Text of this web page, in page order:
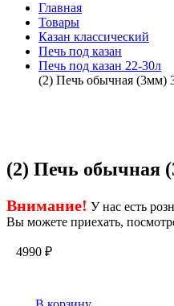
Главная
Товары
Казан классический
Печь под казан
Печь под казан 22-30л
(2) Печь обычная (3мм)
(2) Печь обычная
Внимание! У нас есть
Вы можете приехать,
4990 ₽